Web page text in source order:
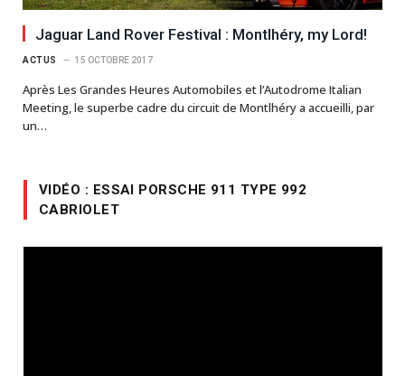
Jaguar Land Rover Festival : Montlhéry, my Lord!
ACTUS 15 OCTOBRE 2017
Après Les Grandes Heures Automobiles et l’Autodrome Italian
Meeting, le superbe cadre du circuit de Montlhéry a accueilli, par
un…
VIDÉO : ESSAI PORSCHE 911 TYPE 992
CABRIOLET